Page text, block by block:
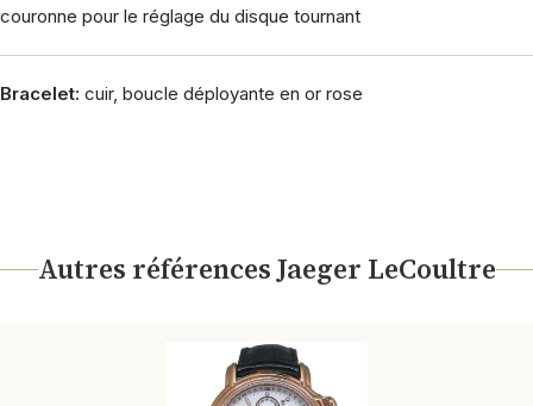
couronne pour le réglage du disque tournant
Bracelet: cuir, boucle déployante en or rose
Autres références Jaeger LeCoultre